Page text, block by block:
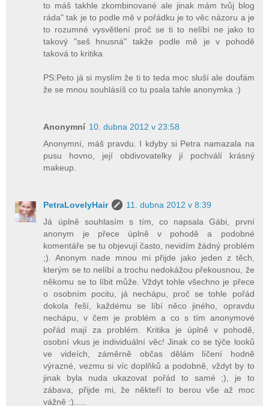
to máš takhle zkombinované ale jinak mám tvůj blog
ráda" tak je to podle mě v pořádku je to věc názoru a je
to rozumné vysvětlení proč se ti to nelíbí ne jako to
takový "seš hnusná" takže podle mě je v pohodě
taková to kritika
PS:Peto já si myslím že ti to teda moc sluší ale doufám
že se mnou souhlásíš co tu psala tahle anonymka :)
Anonymní 10. dubna 2012 v 23:58
Anonymní, máš pravdu. I kdyby si Petra namazala na
pusu hovno, její obdivovatelky jí pochválí krásný
makeup.
PetraLovelyHair
11. dubna 2012 v 8:39
Já úplně souhlasím s tím, co napsala Gábi, první
anonym je přece úplně v pohodě a podobné
komentáře se tu objevují často, nevidím žádný problém
;). Anonym nade mnou mi přijde jako jeden z těch,
kterým se to nelíbí a trochu nedokážou překousnou, že
někomu se to líbit může. Vždyt tohle všechno je přece
o osobním pocitu, já nechápu, proč se tohle pořád
dokola řeší, každému se líbí něco jiného, opravdu
nechápu, v čem je problém a co s tím anonymové
pořád mají za problém. Kritika je úplně v pohodě,
osobní vkus je individuální věc! Jinak co se týče looků
ve videích, záměrně občas dělám líčení hodně
výrazné, vezmu si víc doplňků a podobně, vždyt by to
jinak byla nuda ukazovat pořád to samé ;), je to
zábava, přijde mi, že někteří to berou vše až moc
vážně :).....